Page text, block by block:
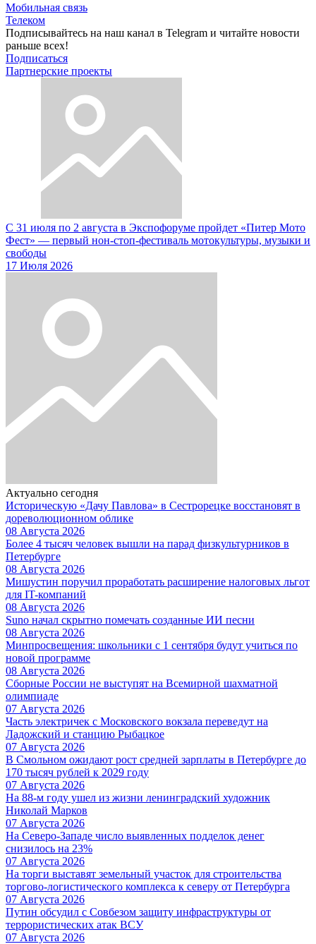
Мобильная связь
Телеком
Подписывайтесь на наш канал в Telegram и читайте новости
раньше всех!
Подписаться
Партнерские проекты
С 31 июля по 2 августа в Экспофоруме пройдет «Питер Мото
Фест» — первый нон-стоп-фестиваль мотокультуры, музыки и
свободы
17 Июля 2026
Актуально сегодня
Историческую «Дачу Павлова» в Сестрорецке восстановят в
дореволюционном облике
08 Августа 2026
Более 4 тысяч человек вышли на парад физкультурников в
Петербурге
08 Августа 2026
Мишустин поручил проработать расширение налоговых льгот
для IT-компаний
08 Августа 2026
Suno начал скрытно помечать созданные ИИ песни
08 Августа 2026
Минпросвещения: школьники с 1 сентября будут учиться по
новой программе
08 Августа 2026
Сборные России не выступят на Всемирной шахматной
олимпиаде
07 Августа 2026
Часть электричек с Московского вокзала переведут на
Ладожский и станцию Рыбацкое
07 Августа 2026
В Смольном ожидают рост средней зарплаты в Петербурге до
170 тысяч рублей к 2029 году
07 Августа 2026
На 88-м году ушел из жизни ленинградский художник
Николай Марков
07 Августа 2026
На Северо-Западе число выявленных подделок денег
снизилось на 23%
07 Августа 2026
На торги выставят земельный участок для строительства
торгово-логистического комплекса к северу от Петербурга
07 Августа 2026
Путин обсудил с Совбезом защиту инфраструктуры от
террористических атак ВСУ
07 Августа 2026